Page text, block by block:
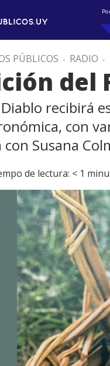
PÚBLICOS . RADIO .
del
recibirá
con
Susana
de lectura: < 1